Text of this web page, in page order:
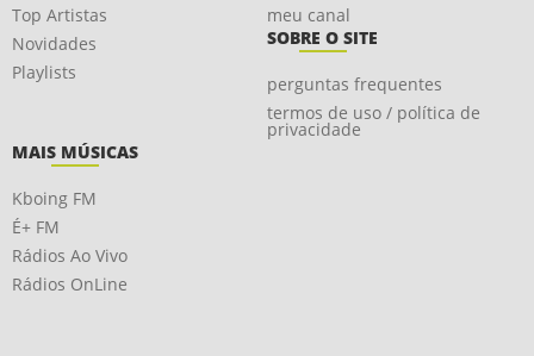
Top Artistas
Novidades
Playlists
meu canal
SOBRE O SITE
perguntas frequentes
termos de uso / política de
privacidade
MAIS MÚSICAS
Kboing FM
É+ FM
Rádios Ao Vivo
Rádios OnLine